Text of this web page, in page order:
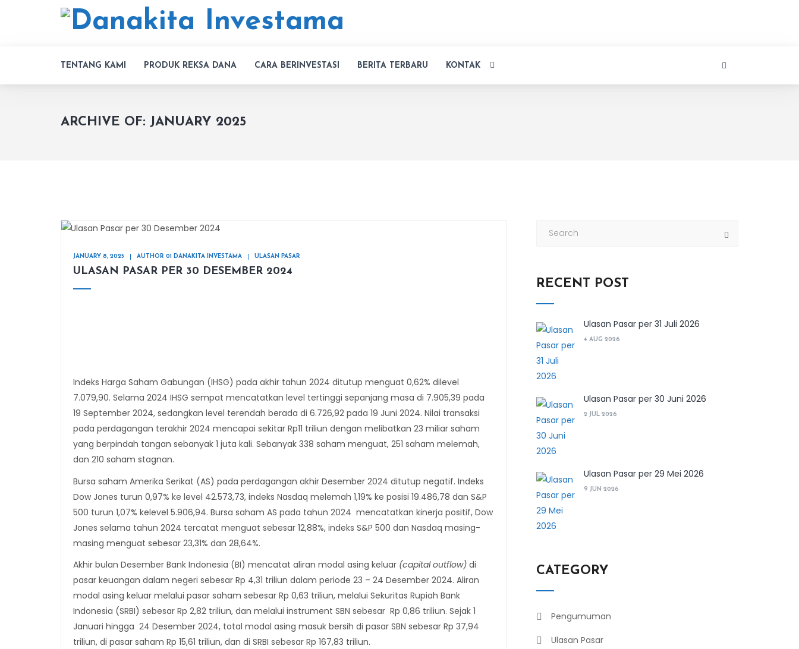
TENTANG KAMI PRODUK REKSA DANA CARA BERINVESTASI BERITA TERBARU KONTAK
ARCHIVE OF: JANUARY 2025
JANUARY 8, 2025 AUTHOR 01 DANAKITA INVESTAMA ULASAN PASAR
ULASAN PASAR PER 30 DESEMBER 2024
Indeks Harga Saham Gabungan (IHSG) pada akhir tahun 2024 ditutup menguat 0,62% dilevel
7.079,90. Selama 2024 IHSG sempat mencatatkan level tertinggi sepanjang masa di 7.905,39 pada
19 September 2024, sedangkan level terendah berada di 6.726,92 pada 19 Juni 2024. Nilai transaksi
pada perdagangan terakhir 2024 mencapai sekitar Rp11 triliun dengan melibatkan 23 miliar saham
yang berpindah tangan sebanyak 1 juta kali. Sebanyak 338 saham menguat, 251 saham melemah,
dan 210 saham stagnan.
Bursa saham Amerika Serikat (AS) pada perdagangan akhir Desember 2024 ditutup negatif. Indeks
Dow Jones turun 0,97% ke level 42.573,73, indeks Nasdaq melemah 1,19% ke posisi 19.486,78 dan S&P
500 turun 1,07% kelevel 5.906,94. Bursa saham AS pada tahun 2024 mencatatkan kinerja positif, Dow
Jones selama tahun 2024 tercatat menguat sebesar 12,88%, indeks S&P 500 dan Nasdaq masing-
masing menguat sebesar 23,31% dan 28,64%.
Akhir bulan Desember Bank Indonesia (BI) mencatat aliran modal asing keluar (capital outflow) di
pasar keuangan dalam negeri sebesar Rp 4,31 triliun dalam periode 23 – 24 Desember 2024. Aliran
modal asing keluar melalui pasar saham sebesar Rp 0,63 triliun, melalui Sekuritas Rupiah Bank
Indonesia (SRBI) sebesar Rp 2,82 triliun, dan melalui instrument SBN sebesar Rp 0,86 triliun. Sejak 1
Januari hingga 24 Desember 2024, total modal asing masuk bersih di pasar SBN sebesar Rp 37,94
triliun, di pasar saham Rp 15,61 triliun, dan di SRBI sebesar Rp 167,83 triliun.
RECENT POST
Ulasan Pasar per 31 Juli 2026
4 AUG 2026
Ulasan Pasar per 30 Juni 2026
2 JUL 2026
Ulasan Pasar per 29 Mei 2026
9 JUN 2026
CATEGORY
Pengumuman
Ulasan Pasar